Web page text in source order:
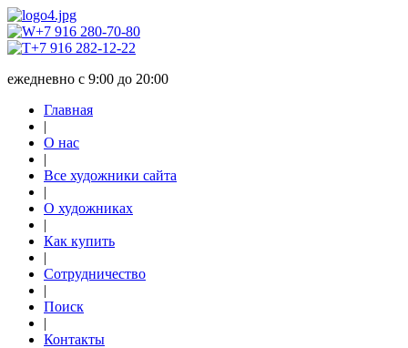
+7 916 280-70-80
+7 916 282-12-22
ежедневно с 9:00 до 20:00
Главная
|
О нас
|
Все художники сайта
|
О художниках
|
Как купить
|
Сотрудничество
|
Поиск
|
Контакты